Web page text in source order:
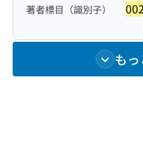
著者標目（識別子）
もっ